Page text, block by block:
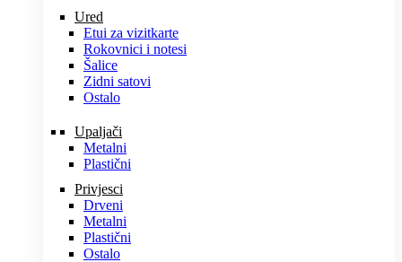
Ured
Etui za vizitkarte
Rokovnici i notesi
Šalice
Zidni satovi
Ostalo
Upaljači
Metalni
Plastični
Privjesci
Drveni
Metalni
Plastični
Ostalo